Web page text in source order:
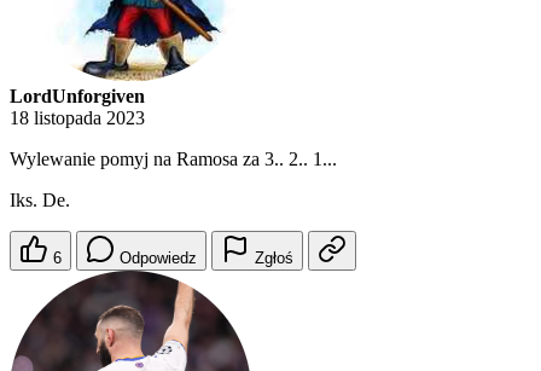
LordUnforgiven
18 listopada 2023
Wylewanie pomyj na Ramosa za 3.. 2.. 1...
Iks. De.
6 Odpowiedz Zgłoś